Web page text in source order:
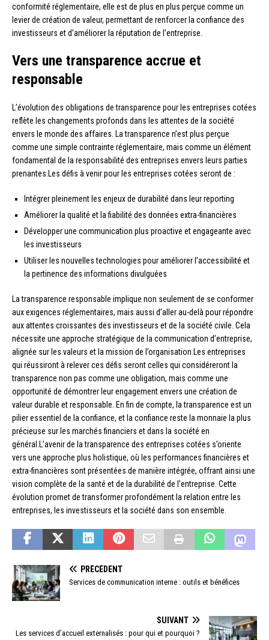
conformité réglementaire, elle est de plus en plus perçue comme un
levier de création de valeur, permettant de renforcer la confiance des
investisseurs et d’améliorer la réputation de l’entreprise.
Vers une transparence accrue et
responsable
L’évolution des obligations de transparence pour les entreprises cotées
reflète les changements profonds dans les attentes de la société
envers le monde des affaires. La transparence n’est plus perçue
comme une simple contrainte réglementaire, mais comme un élément
fondamental de la responsabilité des entreprises envers leurs parties
prenantes.Les défis à venir pour les entreprises cotées seront de :
Intégrer pleinement les enjeux de durabilité dans leur reporting
Améliorer la qualité et la fiabilité des données extra-financières
Développer une communication plus proactive et engageante avec
les investisseurs
Utiliser les nouvelles technologies pour améliorer l’accessibilité et
la pertinence des informations divulguées
La transparence responsable implique non seulement de se conformer
aux exigences réglementaires, mais aussi d’aller au-delà pour répondre
aux attentes croissantes des investisseurs et de la société civile. Cela
nécessite une approche stratégique de la communication d’entreprise,
alignée sur les valeurs et la mission de l’organisation.Les entreprises
qui réussiront à relever ces défis seront celles qui considéreront la
transparence non pas comme une obligation, mais comme une
opportunité de démontrer leur engagement envers une création de
valeur durable et responsable. En fin de compte, la transparence est un
pilier essentiel de la confiance, et la confiance reste la monnaie la plus
précieuse sur les marchés financiers et dans la société en
général.L’avenir de la transparence des entreprises cotées s’oriente
vers une approche plus holistique, où les performances financières et
extra-financières sont présentées de manière intégrée, offrant ainsi une
vision complète de la santé et de la durabilité de l’entreprise. Cette
évolution promet de transformer profondément la relation entre les
entreprises, les investisseurs et la société dans son ensemble.
PRÉCÉDENT
Services de communication interne : outils et bénéfices
SUIVANT
Les services d’accueil externalisés : pour qui et pourquoi ?